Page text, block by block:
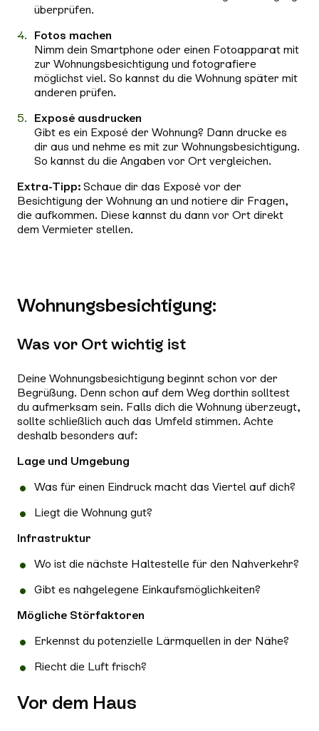
überprüfen.
Fotos machen
Nimm dein Smartphone oder einen Fotoapparat mit
zur Wohnungsbesichtigung und fotografiere
möglichst viel. So kannst du die Wohnung später mit
anderen prüfen.
Exposé ausdrucken
Gibt es ein Exposé der Wohnung? Dann drucke es
dir aus und nehme es mit zur Wohnungsbesichtigung.
So kannst du die Angaben vor Ort vergleichen.
Extra-Tipp: Schaue dir das Exposé vor der
Besichtigung der Wohnung an und notiere dir Fragen,
die aufkommen. Diese kannst du dann vor Ort direkt
dem Vermieter stellen.
Wohnungsbesichtigung:
Was vor Ort wichtig ist
Deine Wohnungsbesichtigung beginnt schon vor der
Begrüßung. Denn schon auf dem Weg dorthin solltest
du aufmerksam sein. Falls dich die Wohnung überzeugt,
sollte schließlich auch das Umfeld stimmen. Achte
deshalb besonders auf:
Lage und Umgebung
Was für einen Eindruck macht das Viertel auf dich?
Liegt die Wohnung gut?
Infrastruktur
Wo ist die nächste Haltestelle für den Nahverkehr?
Gibt es nahgelegene Einkaufsmöglichkeiten?
Mögliche Störfaktoren
Erkennst du potenzielle Lärmquellen in der Nähe?
Riecht die Luft frisch?
Vor dem Haus